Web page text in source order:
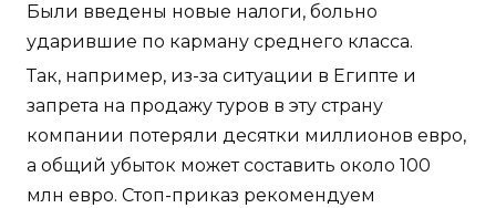
Были введены новые налоги, больно
ударившие по карману среднего класса.
Так, например, из-за ситуации в Египте и
запрета на продажу туров в эту страну
компании потеряли десятки миллионов евро,
а общий убыток может составить около 100
млн евро. Стоп-приказ рекомендуем